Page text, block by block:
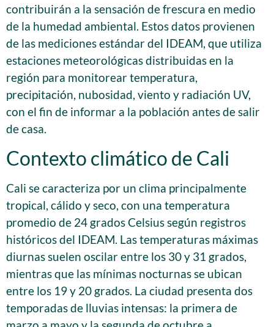
contribuirán a la sensación de frescura en medio
de la humedad ambiental. Estos datos provienen
de las mediciones estándar del IDEAM, que utiliza
estaciones meteorológicas distribuidas en la
región para monitorear temperatura,
precipitación, nubosidad, viento y radiación UV,
con el fin de informar a la población antes de salir
de casa.
Contexto climático de Cali
Cali se caracteriza por un clima principalmente
tropical, cálido y seco, con una temperatura
promedio de 24 grados Celsius según registros
históricos del IDEAM. Las temperaturas máximas
diurnas suelen oscilar entre los 30 y 31 grados,
mientras que las mínimas nocturnas se ubican
entre los 19 y 20 grados. La ciudad presenta dos
temporadas de lluvias intensas: la primera de